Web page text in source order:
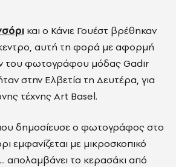
και ο Κάνιε Γουέστ βρέθηκαν
αυτή τη φορά με αφορμή
του φωτογράφου μόδας Gadir
στην Ελβετία τη Δευτέρα, για
τέχνης Art Basel.
δημοσίευσε ο φωτογράφος στο
εμφανίζεται με μικροσκοπικό
απολαμβάνει το κερασάκι από